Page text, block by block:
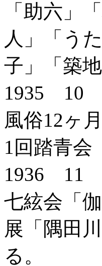
「助六」
人」「う
子」「築
1935 10
風俗12ヶ
1回踏青会
1936 11
七絃会「
展「隅田
る。